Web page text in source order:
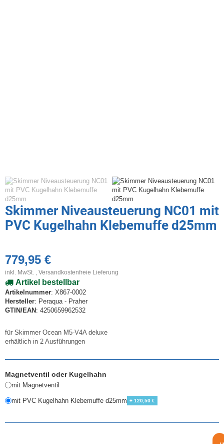
Skimmer Niveausteuerung NC01 mit
PVC Kugelhahn Klebemuffe d25mm
779,95 €
inkl. MwSt. , Versandkostenfreie Lieferung
Artikel bestellbar
Artikelnummer: X867-0002
Hersteller: Peraqua - Praher
GTIN/EAN : 4250659962532
für Skimmer Ocean M5-V4A deluxe
erhältlich in 2 Ausführungen
Magnetventil oder Kugelhahn
mit Magnetventil
mit PVC Kugelhahn Klebemuffe d25mm + 120,50 €